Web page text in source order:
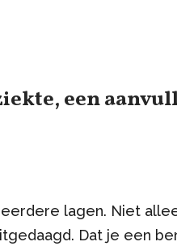
een
lagen. Niet
Dat je een